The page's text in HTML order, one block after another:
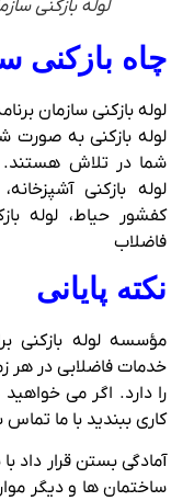
لوله بازکنی
چاه بازکنی
لوله بازکنی سازمان
لوله بازکنی به صورت
شما در تلاش هستند.
لوله بازکنی
کفشور حیاط، لوله
فاضلاب
نکته پایانی
مؤسسه لوله بازکنی
خدمات فاضلابی در هر
را دارد. اگر می خواهید
کاری ببندید با ما تماس
آمادگی بستن قرار داد با
ساختمان ها و دیگر